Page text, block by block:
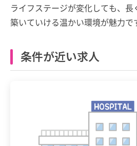
ライフステージが変化しても、
築いていける温かい環境が魅力で
条件が近い求人